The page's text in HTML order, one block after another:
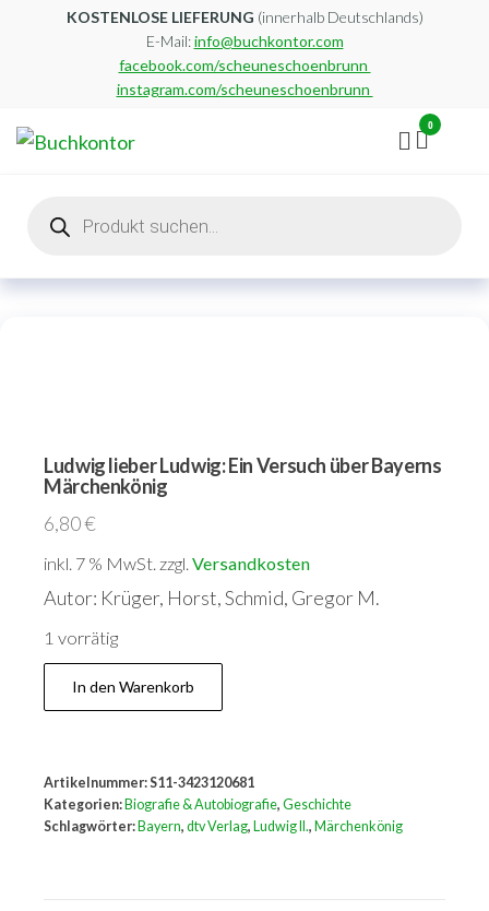
KOSTENLOSE LIEFERUNG (innerhalb Deutschlands)
E-Mail:info@buchkontor.com
facebook.com/scheuneschoenbrunn
instagram.com/scheuneschoenbrunn
0
search
Ludwig lieber Ludwig: Ein Versuch über Bayerns
Märchenkönig
6,80€
inkl. 7 % MwSt. zzgl. Versandkosten
Autor: Krüger, Horst, Schmid, Gregor M.
1 vorrätig
Ludwig
lieber
Versuch
über
In den Warenkorb
Artikelnummer:S11-3423120681
Kategorien: Biografie & Autobiografie, Geschichte
Schlagwörter: Bayern, dtv Verlag, Ludwig II., Märchenkönig